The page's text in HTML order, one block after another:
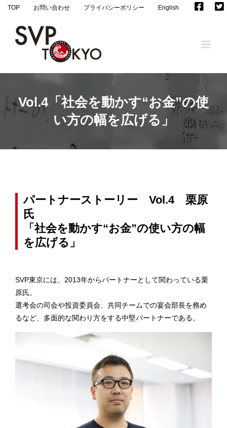
Skip
content
TOP お問い合わせ プライバシーポリシー English
Vol.4「社会を動かす“お金”の使
い方の幅を広げる」
パートナーストーリー Vol.4 栗原
氏
「社会を動かす“お金”の使い方の幅
を広げる」
SVP東京には、2013年からパートナーとして関わっている栗
原氏。
選考会の司会や投資委員会、共同チームでの宴会部長を務め
るなど、多面的な関わり方をする中堅パートナーである。